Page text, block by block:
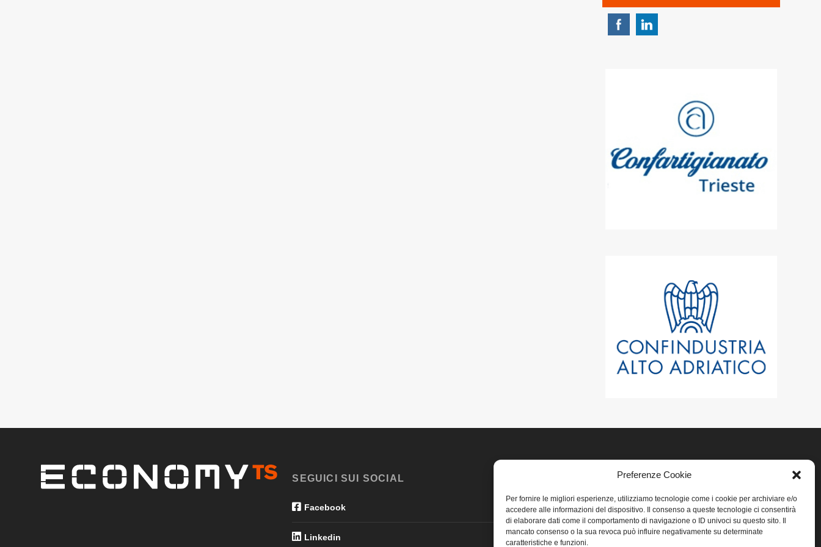
Preferenze Cookie
Per fornire le migliori esperienze, utilizziamo tecnologie come i cookie per archiviare e/o
accedere alle informazioni del dispositivo. Il consenso a queste tecnologie ci consentirà
di elaborare dati come il comportamento di navigazione o ID univoci su questo sito. Il
mancato consenso o la sua revoca può influire negativamente su determinate
caratteristiche e funzioni.
SEGUICI SUI SOCIAL
Facebook
Linkedin
Home
Privacy